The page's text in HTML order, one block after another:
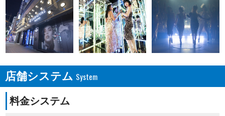
店舗システム
料金システム